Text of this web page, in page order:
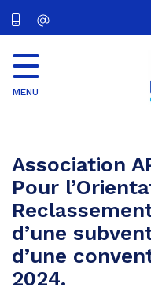
MENU
Association
Pour
d’une
d’une
2024.